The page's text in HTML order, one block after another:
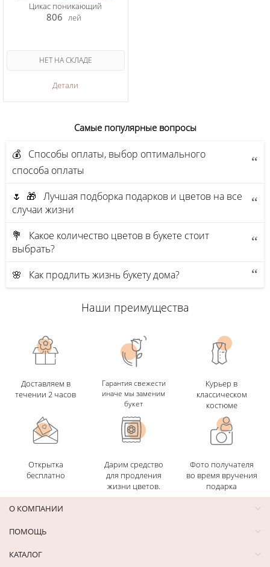
Цикас поникающий
806 лей
Детали
НЕТ НА СКЛАДЕ
Самые популярные вопросы
💰 Способы оплаты, выбор оптимального
способа оплаты
🌷 🎁 Лучшая подборка подарков и цветов на все
случаи жизни
💐 Какое количество цветов в букете стоит
выбрать?
🌸 Как продлить жизнь букету дома?
Наши преимущества
Доставляем в
течении 2 часов
Гарантия свежести
иначе мы заменим
букет
Курьер в
классическом
костюме
Открытка
бесплатно
Дарим средство
для продления
жизни цветов.
Фото получателя
во время вручения
подарка
О КОМПАНИИ
ПОМОЩЬ
КАТАЛОГ